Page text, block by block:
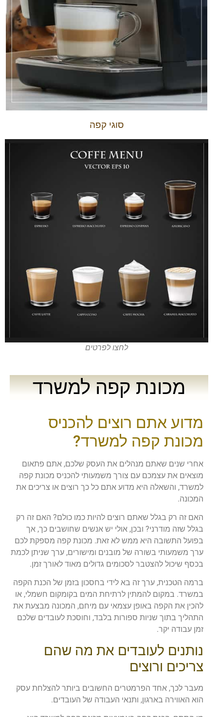
סוגי קפה
לחצו לפרטים
מכונת קפה למשרד
מדוע אתם רוצים להכניס
מכונת קפה למשרד?
אחרי שנים שאתם מנהלים את העסק שלכם, אתם פתאום
מוצאים את עצמכם עם צורך משמעותי להכניס מכונת קפה
למשרד, והשאלה היא מדוע אתם כל כך רוצים או צריכים את
המכונה.
האם זה רק בגלל שאתם רוצים להיות כמו כולם? האם זה רק
בגלל שזה מודרני? ובכן, אולי יש אנשים שחושבים כך, אך
בפועל התשובה היא ממש לא זאת. מכונת קפה מספקת לכם
ערך משמעותי בשורה של מובנים ומישורים, ערך שניתן לכמת
בכסף שיכול להצטבר לסכומים גדולים מאוד לאורך זמן.
ברמה הטכנית, ערך זה בא לידי בחסכון בזמן של הכנת הקפה
במשרד. במקום להמתין לרתיחת המים בקומקום חשמלי, או
להכין את הקפה באופן עצמאי עם מיחם, המכונה מבצעת את
התהליך בתוך שניות ספורות בלבד, וחוסכת לעובדים שלכם
זמן עבודה יקר.
נותנים לעובדים את מה שהם
צריכים ורוצים
מעבר לכך, אחד הפרמטרים החשובים ביותר להצלחת עסק
הוא האווירה בארגון, ותנאי העבודה של העובדים.